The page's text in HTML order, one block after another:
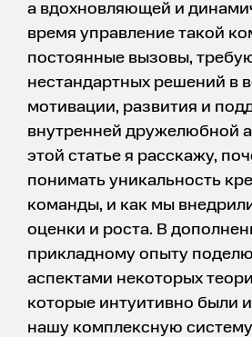
а вдохновляющей и
время управление такой
постоянные вызовы,
нестандартных решений в
мотивации, развития и
внутренней дружелюбной
этой статье я расскажу,
понимать уникальность
команды, и как мы
оценки и роста. В
прикладному опыту
аспектами некоторых
которые интуитивно были
нашу комплексную